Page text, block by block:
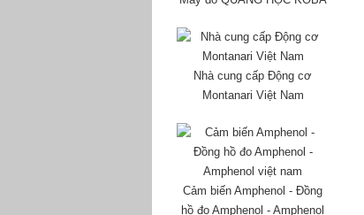
Nhà cung cấp Động cơ
Montanari Việt Nam
Cảm biến Amphenol - Đồng
hồ đo Amphenol - Amphenol